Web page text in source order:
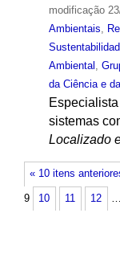
modificação
Ambientais,
Ambiental ,
da Ciência e
sistemas
Localizado
« 10 itens
9 10 11 12 …